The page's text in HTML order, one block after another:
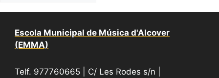
Escola Municipal de Música d'Alcover
(EMMA)
Telf. 977760665 | C/ Les Rodes s/n |